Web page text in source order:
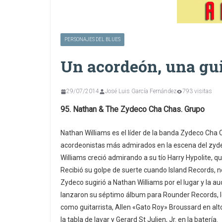
PERSONAJES DEL BLUES
Un acordeón, una
29/07/2014 José Luis García Fernández 793 visitas
95. Nathan & The Zydeco Cha Chas. Grupo
Nathan Williams es el líder de la banda Zydeco
acordeonistas más admirados en la escena del
Williams creció admirando a su tío Harry Hypolite,
Recibió su golpe de suerte cuando Island
Zydeco sugirió a Nathan Williams por el lugar y la
lanzaron su séptimo álbum para Rounder
como guitarrista, Allen «Gato Roy» Broussard en
la tabla de lavar y Gerard St Julien, Jr. en la batería.